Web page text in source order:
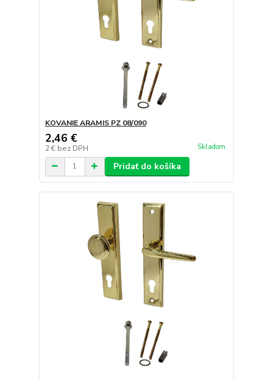
KOVANIE ARAMIS PZ 08/090
2,46 €
2 € bez DPH Skladom
Pridať do košíka